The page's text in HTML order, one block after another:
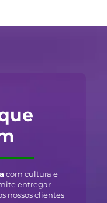
com cultura e
entregar
nossos clientes